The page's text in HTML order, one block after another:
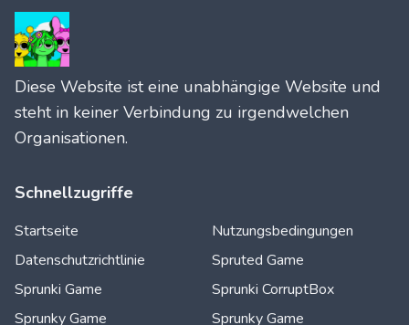
Diese Website ist eine unabhängige Website und
steht in keiner Verbindung zu irgendwelchen
Organisationen.
Schnellzugriffe
Startseite
Nutzungsbedingungen
Datenschutzrichtlinie
Spruted Game
Sprunki Game
Sprunki CorruptBox
Sprunky Game
Sprunky Game